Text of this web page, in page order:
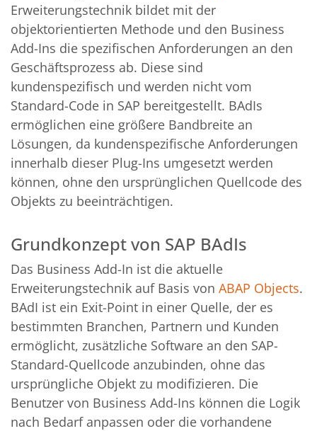
Erweiterungstechnik bildet mit der
objektorientierten Methode und den Business
Add-Ins die spezifischen Anforderungen an den
Geschäftsprozess ab. Diese sind
kundenspezifisch und werden nicht vom
Standard-Code in SAP bereitgestellt. BAdIs
ermöglichen eine größere Bandbreite an
Lösungen, da kundenspezifische Anforderungen
innerhalb dieser Plug-Ins umgesetzt werden
können, ohne den ursprünglichen Quellcode des
Objekts zu beeinträchtigen.
Grundkonzept von SAP BAdIs
Das Business Add-In ist die aktuelle
Erweiterungstechnik auf Basis von ABAP Objects.
BAdI ist ein Exit-Point in einer Quelle, der es
bestimmten Branchen, Partnern und Kunden
ermöglicht, zusätzliche Software an den SAP-
Standard-Quellcode anzubinden, ohne das
ursprüngliche Objekt zu modifizieren. Die
Benutzer von Business Add-Ins können die Logik
nach Bedarf anpassen oder die vorhandene